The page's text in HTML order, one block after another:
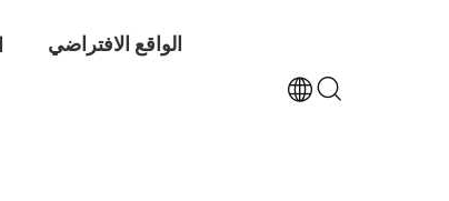
الواقع الافتراضي